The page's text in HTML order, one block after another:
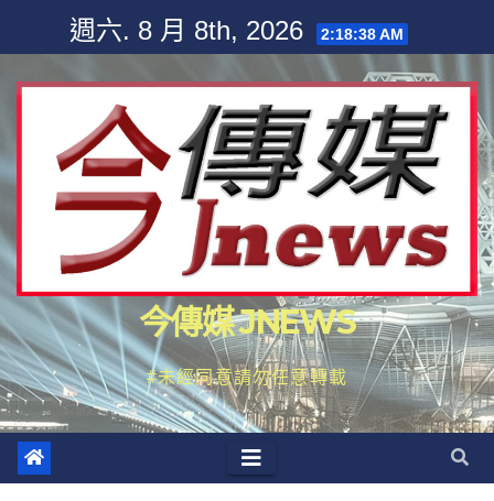
content
週六. 8 月 8th, 2026 2:18:40 AM
今傳媒 JNEWS
#未經同意請勿任意轉載